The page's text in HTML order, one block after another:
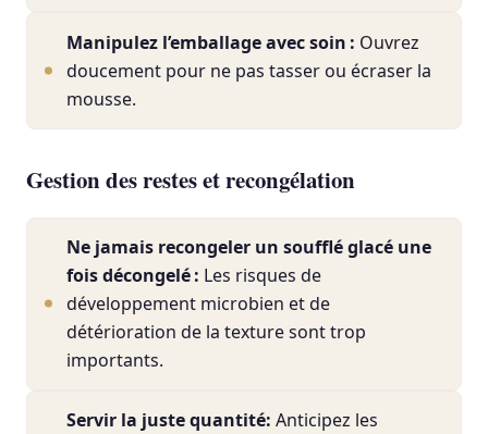
Manipulez l’emballage avec soin : Ouvrez
doucement pour ne pas tasser ou écraser la
mousse.
Gestion des restes et recongélation
Ne jamais recongeler un soufflé glacé une
fois décongelé : Les risques de
développement microbien et de
détérioration de la texture sont trop
importants.
Servir la juste quantité: Anticipez les